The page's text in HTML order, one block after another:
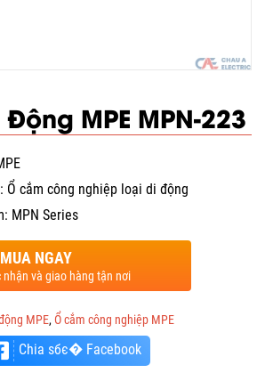
MPE MPN-223
Ổ cắm công nghiệp loại di động
MPN Series
MUA NGAY
nhận và giao hàng tận nơi
MPE, Ổ cắm công nghiệp MPE
Chia sбє� Facebook